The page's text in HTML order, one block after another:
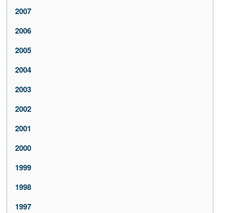
2007
2006
2005
2004
2003
2002
2001
2000
1999
1998
1997